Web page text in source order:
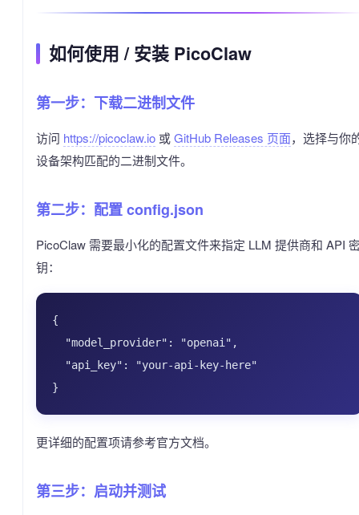
如何使用 / 安装 PicoClaw
第一步：下载二进制文件
访问 https://picoclaw.io 或GitHub Releases 页面，选择与你
设备架构匹配的二进制文件。
第二步：配置 config.json
PicoClaw 需要最小化的配置文件来指定 LLM 提供商和 API
钥：
{
  "model_provider": "openai",
  "api_key": "your-api-key-here"
更详细的配置项请参考官方文档。
第三步：启动并测试